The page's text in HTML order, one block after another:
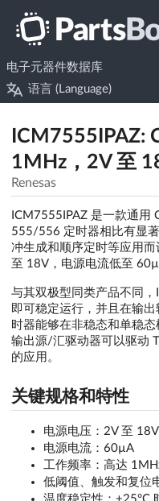
电子元器件数据库
语言 (Language)
ICM7555IPAZ:
1MHz，2V 至
Renesas
ICM7555IPAZ 是一款通用
555/556 定时器相比有显
冲生成和顺序定时等应用
至 18V，电源电流低至
与其双极型同类产品不同
即可稳定运行，并且在输
时器能够在非稳态和单稳
输出源/汇驱动器可以驱动
的应用。
关键规格和特性
电源电压：2V 至 18V
电源电流：60µA
工作频率：高达
低阈值、触发和复位